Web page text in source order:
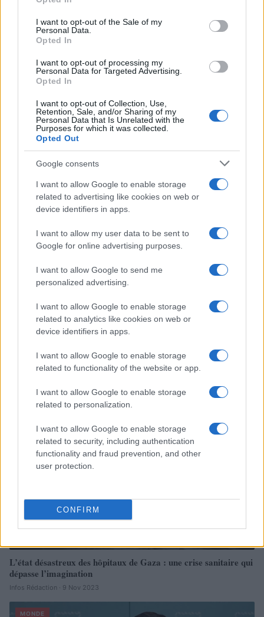
use your data for below specified purposes in below Google
consent section.
I want to opt-out of the Sale of my
Personal Data.
Opted In
I want to opt-out of processing my
Personal Data for Targeted Advertising.
Opted In
I want to opt-out of Collection, Use,
Retention, Sale, and/or Sharing of my
Personal Data that Is Unrelated with the
Purposes for which it was collected.
Opted Out
Google consents
I want to allow Google to enable storage
related to advertising like cookies on web or
device identifiers in apps.
I want to allow my user data to be sent to
Google for online advertising purposes.
I want to allow Google to send me
personalized advertising.
I want to allow Google to enable storage
related to analytics like cookies on web or
device identifiers in apps.
I want to allow Google to enable storage
related to functionality of the website or app.
I want to allow Google to enable storage
related to personalization.
I want to allow Google to enable storage
related to security, including authentication
functionality and fraud prevention, and other
user protection.
CONFIRM
À lire aussi
MONDE
Le Kazakhstan poursuit ses réformes sociétales à marche
Infos.fr · 24 Mai 2024
L’état désastreux des hôpitaux de Gaza : une crise sanitaire qui
dépasse l’imagination
Infos Rédaction · 9 Nov 2023
MONDE